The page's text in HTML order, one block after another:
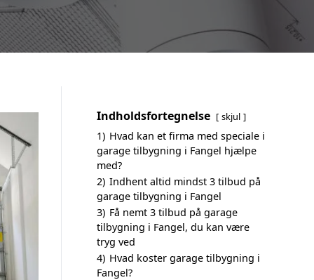
Indholdsfortegnelse skjul
1) Hvad kan et firma med speciale i
garage tilbygning i Fangel hjælpe
med?
2) Indhent altid mindst 3 tilbud på
garage tilbygning i Fangel
3) Få nemt 3 tilbud på garage
tilbygning i Fangel, du kan være
tryg ved
4) Hvad koster garage tilbygning i
Fangel?